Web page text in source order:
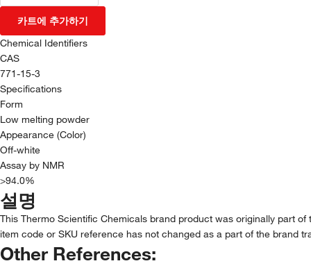
카트에 추가하기
Chemical Identifiers
CAS
771-15-3
Specifications
Form
Low melting powder
Appearance (Color)
Off-white
Assay by NMR
>94.0%
설명
This Thermo Scientific Chemicals brand product was originally part
item code or SKU reference has not changed as a part of the brand
Other References: